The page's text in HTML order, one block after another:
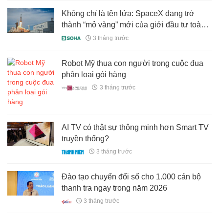
Không chỉ là tên lửa: SpaceX đang trở
thành “mỏ vàng” mới của giới đầu tư toàn
cầu?
3 tháng trước
Robot Mỹ thua con người trong cuộc đua
phân loại gói hàng
3 tháng trước
AI TV có thật sự thông minh hơn Smart TV
truyền thống?
3 tháng trước
Đào tạo chuyển đổi số cho 1.000 cán bộ
thanh tra ngay trong năm 2026
3 tháng trước